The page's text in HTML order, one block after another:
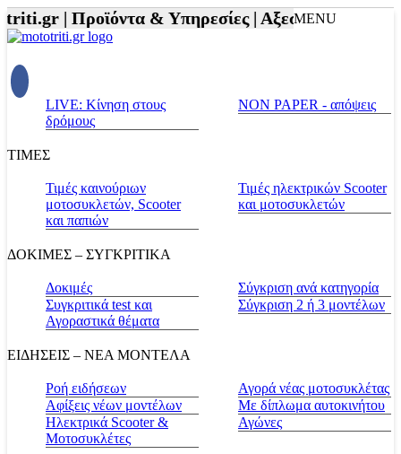
|Προϊόντα & Υπηρεσίες |Αξεσουάρ Αναβάτη
MENU
LIVE: Κίνηση στους
δρόμους
NON PAPER - απόψεις
ΤΙΜΕΣ
Τιμές καινούριων
μοτοσυκλετών, Scooter
και παπιών
Τιμές ηλεκτρικών Scooter
και μοτοσυκλετών
ΔΟΚΙΜΕΣ – ΣΥΓΚΡΙΤΙΚΑ
Δοκιμές
Συγκριτικά test και
Αγοραστικά θέματα
Σύγκριση ανά κατηγορία
Σύγκριση 2 ή 3 μοντέλων
ΕΙΔΗΣΕΙΣ – ΝΕΑ ΜΟΝΤΕΛΑ
Ροή ειδήσεων
Αφίξεις νέων μοντέλων
Ηλεκτρικά Scooter &
Μοτοσυκλέτες
Αγορά νέας μοτοσυκλέτας
Με δίπλωμα αυτοκινήτου
Αγώνες